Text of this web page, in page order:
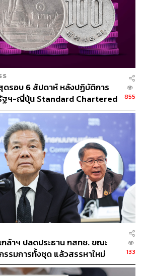
นบัตรเงินบาทในต่างประเทศนั้น เงิน
ไม่ได้มีการใช้อย่างแพร่หลายในต่าง
รหรือผู้ให้บริการแลกเปลี่ยนเงินใน
รือไม่รับแลกธนบัตรใดๆ ก็ได้ ไม่เกี่ยว
แต่ขึ้นอยู่กับว่ามีความต้องการทั้ง
ามากพอที่จะเกิดธุรกรรมแลก
มีเงินทุนสำรองฯ หนุนหลังครบถ้วน
ธปท. ไทยทุกชนิดราคา ทั้งธนบัตร
รที่ระลึกเป็นไปตามกฎหมายเงินตรา
นหลังครบถ้วน 100% ปัจจุบันธนบัตร
ะลึกทั้งหมด มีมูลค่าประมาณ 2 ล้าน
ระลึกในครั้งนี้มีมูลค่ารวม 1.2 หมื่น
ของปริมาณธนบัตรหมุนเวียน
ามารถตรวจสอบปริมาณธนบัตร
เงินตรา ได้จากรายงานฐานะการ
ธปท.
สุดรอบ 6 สัปดาห์ หลังปฏิบัติการ
ฐฯ-ญี่ปุ่น Standard Chartered
แตะ 32.50 บาทต่อดอลลาร์
855
ล้าฯ ปลดประธาน กสทช. ขณะ
รมการทั้งชุด แล้วสรรหาใหม่
133